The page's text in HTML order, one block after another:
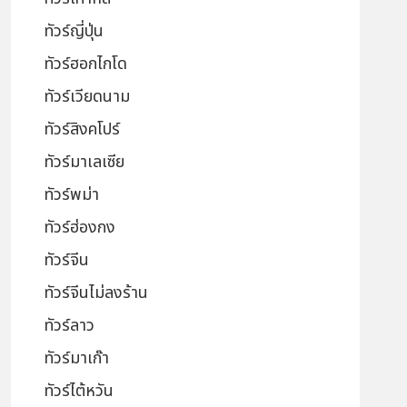
ทัวร์ญี่ปุ่น
ทัวร์ฮอกไกโด
ทัวร์เวียดนาม
ทัวร์สิงคโปร์
ทัวร์มาเลเซีย
ทัวร์พม่า
ทัวร์ฮ่องกง
ทัวร์จีน
ทัวร์จีนไม่ลงร้าน
ทัวร์ลาว
ทัวร์มาเก๊า
ทัวร์ไต้หวัน